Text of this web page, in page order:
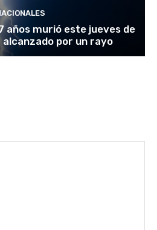
años murió este jueves de
por un rayo